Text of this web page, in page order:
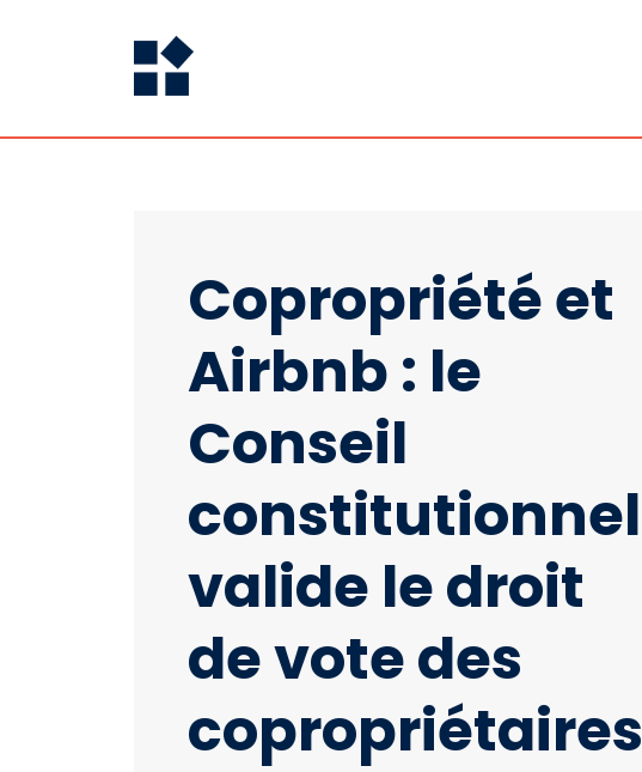
Copropriété et
Airbnb : le
Conseil
constitutionnel
valide le droit
de vote des
copropriétaires